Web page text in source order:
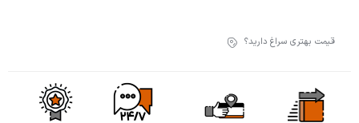
قیمت بهتری سراغ دارید؟